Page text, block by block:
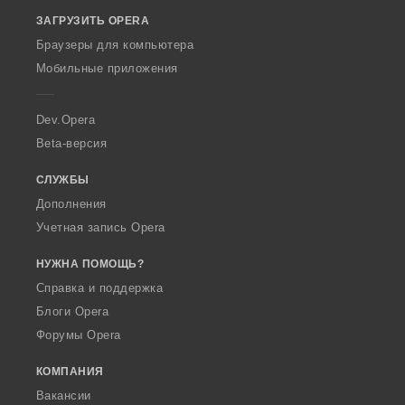
w
O
p
a
ЗАГРУЗИТЬ OPERA
Браузеры для компьютера
Мобильные приложения
Dev.Opera
Beta-версия
СЛУЖБЫ
Дополнения
Учетная запись Opera
НУЖНА ПОМОЩЬ?
Справка и поддержка
Блоги Opera
Форумы Opera
КОМПАНИЯ
Вакансии